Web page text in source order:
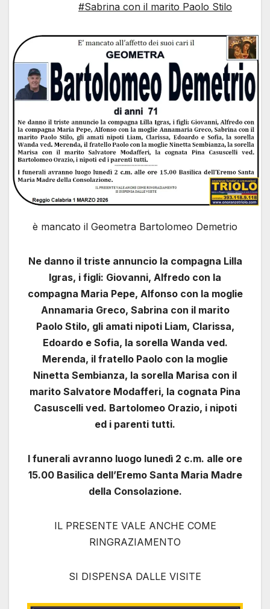
#Sabrina con il marito Paolo Stilo
è mancato il Geometra Bartolomeo Demetrio
Ne danno il triste annuncio la compagna Lilla
Igras, i figli: Giovanni, Alfredo con la
compagna Maria Pepe, Alfonso con la moglie
Annamaria Greco, Sabrina con il marito
Paolo Stilo, gli amati nipoti Liam, Clarissa,
Edoardo e Sofia, la sorella Wanda ved.
Merenda, il fratello Paolo con la moglie
Ninetta Sembianza, la sorella Marisa con il
marito Salvatore Modafferi, la cognata Pina
Casuscelli ved. Bartolomeo Orazio, i nipoti
ed i parenti tutti.
I funerali avranno luogo lunedì 2 c.m. alle ore
15.00 Basilica dell’Eremo Santa Maria Madre
della Consolazione.
IL PRESENTE VALE ANCHE COME
RINGRAZIAMENTO
SI DISPENSA DALLE VISITE